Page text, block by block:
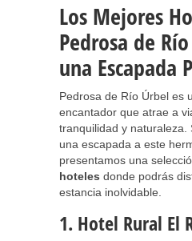
Los Mejores
Pedrosa de
una Escapada
Pedrosa de Río Úrbel es
encantador que atrae a
tranquilidad y naturaleza.
una escapada a este
presentamos una
hoteles donde podrás
estancia inolvidable.
1. Hotel Rural El